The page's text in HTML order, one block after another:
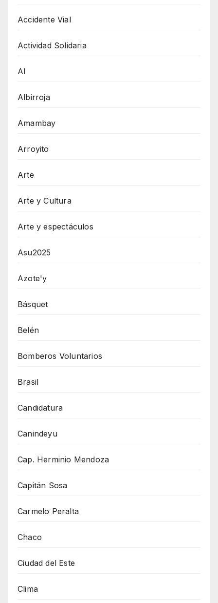
Accidente Vial
Actividad Solidaria
AI
Albirroja
Amambay
Arroyito
Arte
Arte y Cultura
Arte y espectáculos
Asu2025
Azote'y
Básquet
Belén
Bomberos Voluntarios
Brasil
Candidatura
Canindeyu
Cap. Herminio Mendoza
Capitán Sosa
Carmelo Peralta
Chaco
Ciudad del Este
Clima